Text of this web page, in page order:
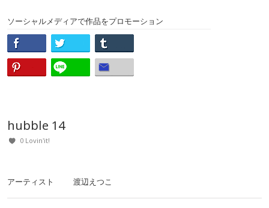
ソーシャルメディアで作品をプロモーション
hubble 14
0 Lovin'it!
アーティスト 渡辺えつこ